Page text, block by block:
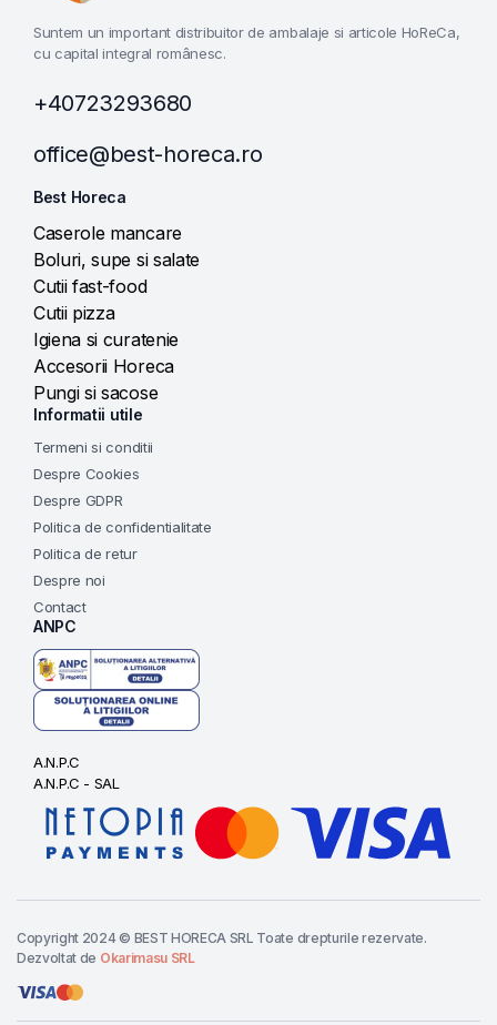
Suntem un important distribuitor de ambalaje si articole HoReCa,
cu capital integral românesc.
+40723293680
office@best-horeca.ro
Best Horeca
Caserole mancare
Boluri, supe si salate
Cutii fast-food
Cutii pizza
Igiena si curatenie
Accesorii Horeca
Pungi si sacose
Informatii utile
Termeni si conditii
Despre Cookies
Despre GDPR
Politica de confidentialitate
Politica de retur
Despre noi
Contact
ANPC
A.N.P.C
A.N.P.C - SAL
Copyright 2024 © BEST HORECA SRL Toate drepturile rezervate.
Dezvoltat de Okarimasu SRL